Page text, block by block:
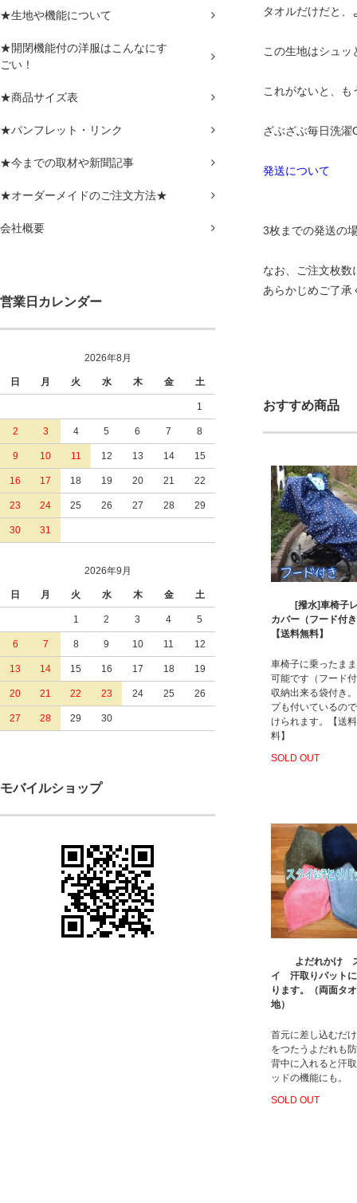
★生地や機能について
★開閉機能付の洋服はこんなにす
ごい！
★商品サイズ表
★パンフレット・リンク
★今までの取材や新聞記事
★オーダーメイドのご注文方法★
会社概要
営業日カレンダー
2026年8月
日 月 火 水 木 金 土
1
2 3 4 5 6 7 8
9 10 11 12 13 14 15
16 17 18 19 20 21 22
23 24 25 26 27 28 29
30 31
2026年9月
日 月 火 水 木 金 土
1 2 3 4 5
6 7 8 9 10 11 12
13 14 15 16 17 18 19
20 21 22 23 24 25 26
27 28 29 30
モバイルショップ
タオルだけだと
この生地はシュ
これがないと、
ざぶざぶ毎日洗濯
発送について
3枚までの発送の
なお、ご注文枚数
あらかじめご了承
おすすめ商品
[撥水]車椅子
カバー（フード
【送料無料】
車椅子に乗ったま
可能です（フード
収納出来る袋付き
プも付いているの
けられます。【送
料】
SOLD OUT
よだれかけ
イ 汗取りパット
ります。（両面タ
地）
首元に差し込むだ
をつたうよだれも
背中に入れると汗
ッドの機能にも。
SOLD OUT